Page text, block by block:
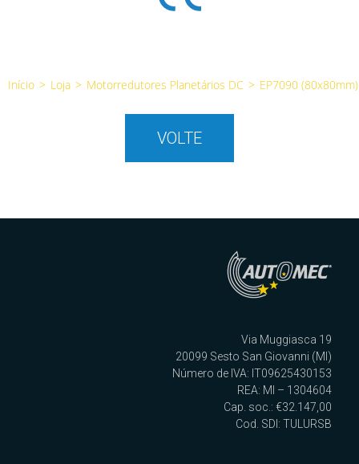
Início > Loja > Motorredutores Planetários DC > EP7090 (80x80mm)
VOLTE
Via Muggiasca 19
20099 Sesto San Giovanni (MI)
Número de IVA: IT09625430153
REA: MI – 1304604
Cap. soc.: €32.147,00
Cod. SDI: TULURSB